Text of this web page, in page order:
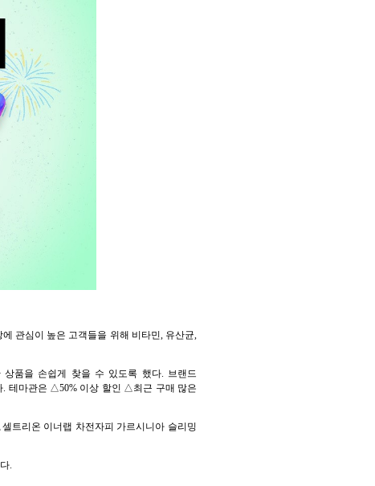
관심이 높은 고객들을 위해 비타민, 유산균,
품을 손쉽게 찾을 수 있도록 했다. 브랜드
. 테마관은 △50% 이상 할인 △최근 구매 많은
리온 이너랩 차전자피 가르시니아 슬리밍
.